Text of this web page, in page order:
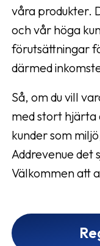
våra produkter.
och vår höga
förutsättningar
därmed
Så, om du vill
med stort hjärta
kunder som
Addrevenue det
Välkommen att